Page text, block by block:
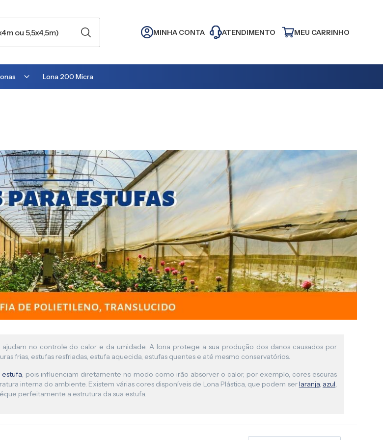
MINHA CONTA ATENDIMENTO MEU CARRINHO
para Barraca
Lona para Camping
para Estufa
para cobrir Suculentas
para Pergolado
Lona 200 Micra
no controle do calor e da umidade. A lona protege a sua produção dos danos causados por
frias, estufas resfriadas, estufa aquecida, estufas quentes e até mesmo conservatórios.
estufa, pois influenciam diretamente no modo como irão absorver o calor, por exemplo, cores escuras
interna do ambiente. Existem várias cores disponíveis de Lona Plástica, que podem serlaranja, azul,
perfeitamente a estrutura da sua estufa.